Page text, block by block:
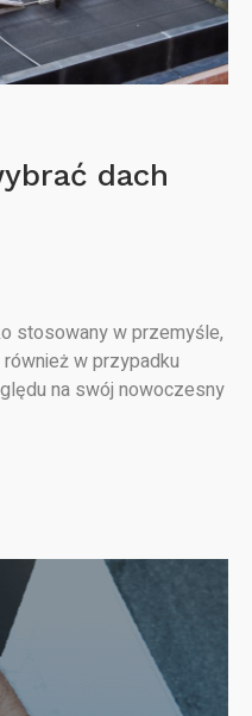
dach
stosowany w przemyśle,
w przypadku
na swój nowoczesny